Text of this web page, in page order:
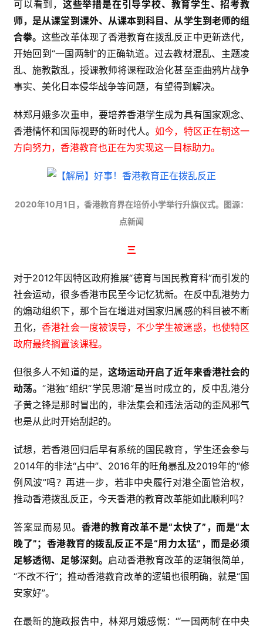
可以看到， 这些举措是在引导学校、教育学生、招考教
师，是从课堂到课外、从课本到科目、从学生到老师的组
合拳。这些改革体现了香港教育在拨乱反正中更新迭代，
开始回到“一国两制”的正确轨道。过去教材混乱、主题凌
乱、施教散乱，授课教师将课程政治化甚至歪曲鸦片战争
事实、美化日本侵华战争等问题，有望得到解决。
林郑月娥多次重申，要培养香港学生成为具有国家观念、
香港情怀和国际视野的新时代人。如今，特区正在朝这一
方向努力，香港教育也正在为实现这一目标助力。
2020年10月1日，香港教育界在培侨小学举行升旗仪式。图源：
点新闻
三
对于2012年因特区政府推展“德育与国民教育科”而引发的
社会运动，很多香港市民至今记忆犹新。在反中乱港势力
的煽动组织下，那个旨在增进对国家归属感的科目被不断
丑化， 香港社会一度被误导，不少学生被迷惑，也使特区
政府最终搁置该课程。
但很多人不知道的是， 这场运动开启了近年来香港社会的
动荡。“港独”组织“学民思潮”是当时成立的，反中乱港分
子黄之锋是那时冒出的，非法集会和违法活动的歪风邪气
也是从此时开始刮起的。
试想，若香港回归后早有系统的国民教育，学生还会参与
2014年的非法“占中”、2016年的旺角暴乱及2019年的“修
例风波”吗？再进一步，若非中央履行对港全面管治权，
推动香港拨乱反正，今天香港的教育改革能如此顺利吗？
答案显而易见。 香港的教育改革不是“太快了”，而是“太
晚了”；香港教育的拨乱反正不是“用力太猛”，而是必须
足够透彻、足够深刻。 启动香港教育改革的逻辑很简单，
“不改不行”；推动香港教育改革的逻辑也很明确，就是“国
安家好”。
在最新的施政报告中，林郑月娥感慨：“‘一国两制’在中央